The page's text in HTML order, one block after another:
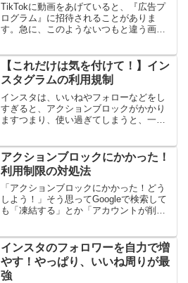
TikTokに動画をあげていると、『広告プ
ログラム』に招待されることがありま
す。急に、このようないつもと違う画面
ムではないので、まずはご安心くださ
い。広告プログラムとは...
【これだけは気を付けて！】イン
スタグラムの利用規制
インスタは、いいねやフォローなどをし
すぎると、アクションブロックがかかり
ますつまり、使い過ぎてしまうと、一時
してきたのに、アカウントが停止された
ら、元も子もないですよね...
アクションブロックにかかった！
利用制限の対処法
「アクションブロックにかかった！どう
しよう！」そう思ってGoogleで検索して
も「凍結する」とか「アカウントが削除
まいますよねその気持ちわかりますでも
大丈夫ですブログの...
インスタのフォロワーを自力で増
やす！やっぱり、いいね周りが最
強